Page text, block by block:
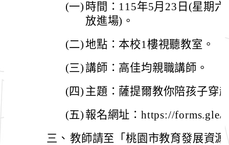
(一) 時間：115年5月23日(星期
放進場)。
(二)地點：本校1樓視聽教室。
(三)講師：高佳均親職講師。
(四) 主題：薩提爾教你陪孩子穿
(五) 報名網址：https://forms.gle/
三、 教師請至「桃園市教育發展資